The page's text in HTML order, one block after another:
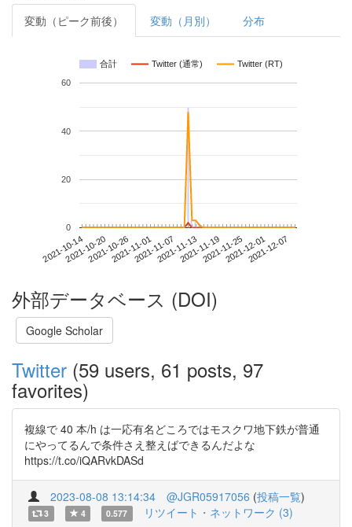
変動（ピーク前後） 変動（月別） 分布
合計 Twitter (通常) Twitter (RT)
2021-10-142021-10-202021-10-262021-11-012021-11-072021-11-132021-11-192021-11-252021-12-012021-12-07
0
20
40
60
外部データベース (DOI)
Google Scholar
Twitter (59 users, 61 posts, 97
favorites)
複線で 40 本/h は一応有名どころではモスクワ地下鉄が普通
にやってるんで条件さえ整えばできるんだよな
https://t.co/iQARvkDASd
2023-08-08 13:14:34 @JGR05917056 (投稿一覧)
3 4 0.577 リツイート・ネットワーク (3)